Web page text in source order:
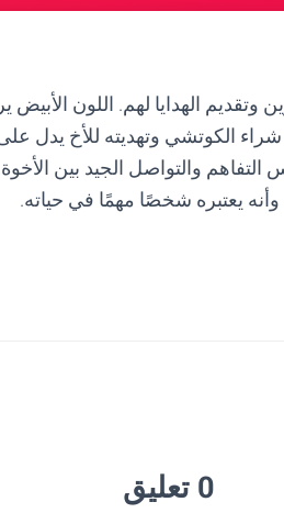
الهدايا لهم. اللون الأبيض
الكوتشي وتهديته للأخ يدل على
والتواصل الجيد بين
يعتبره شخصًا مهمًا في حياته.
0 تعليق